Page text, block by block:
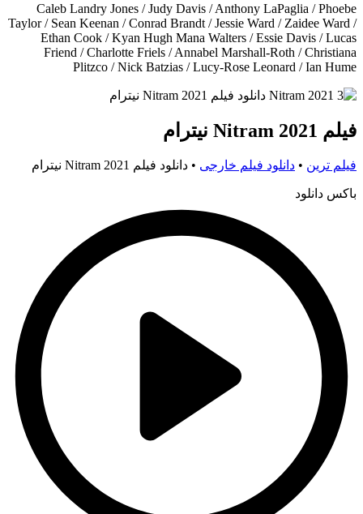
Caleb Landry Jones / Judy Davis / Anthony LaPaglia / Phoebe
Taylor / Sean Keenan / Conrad Brandt / Jessie Ward / Zaidee Ward /
Ethan Cook / Kyan Hugh Mana Walters / Essie Davis / Lucas
Friend / Charlotte Friels / Annabel Marshall-Roth / Christiana
Plitzco / Nick Batzias / Lucy-Rose Leonard / Ian Hume
فیلم Nitram 2021 نیترام
فیلم ترین • دانلود فیلم خارجی • دانلود فیلم Nitram 2021 نیترام
باکس دانلود